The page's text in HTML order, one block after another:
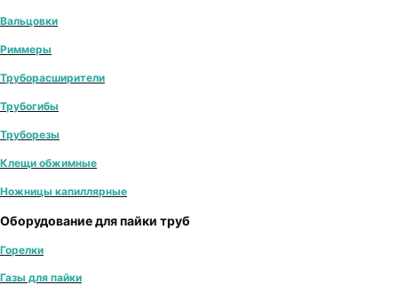
Вальцовки
Риммеры
Труборасширители
Трубогибы
Труборезы
Клещи обжимные
Ножницы капиллярные
Оборудование для пайки труб
Горелки
Газы для пайки